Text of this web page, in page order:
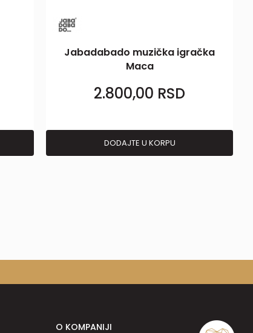
Jabadabado muzička igračka
Maca
2.800,00 RSD
DODAJTE U KORPU
O KOMPANIJI